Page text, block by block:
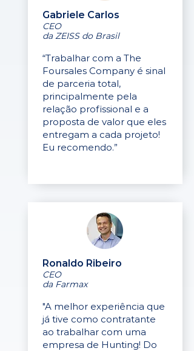
Gabriele Carlos
CEO
da ZEISS do Brasil
“Trabalhar com a The
Foursales Company é sinal
de parceria total,
principalmente pela
relação profissional e a
proposta de valor que eles
entregam a cada projeto!
Eu recomendo.”
Ronaldo Ribeiro
CEO
da Farmax
"A melhor experiência que
já tive como contratante
ao trabalhar com uma
empresa de Hunting! Do